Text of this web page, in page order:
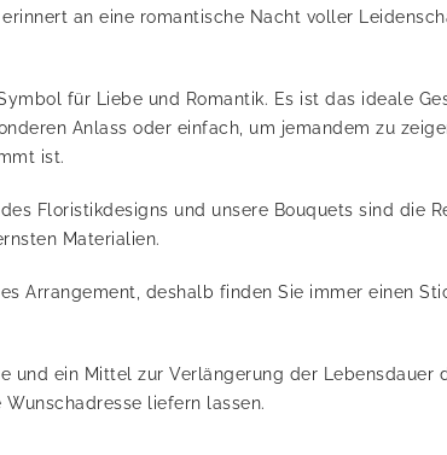
an eine romantische Nacht voller
für Liebe und Romantik. Es ist das ideale
Anlass oder einfach, um jemandem zu
ist.
Floristikdesigns und unsere Bouquets sind die
Materialien.
Arrangement, deshalb finden Sie immer einen
und ein Mittel zur Verlängerung der Lebensdauer
liefern lassen.